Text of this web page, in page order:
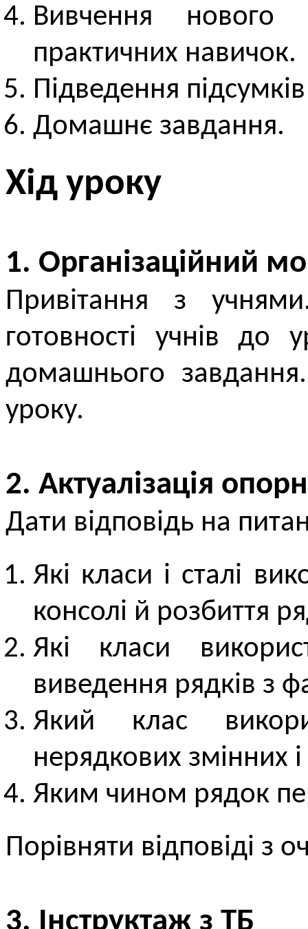
Вивчення нового
практичних навичок.
Підведення
Домашнє завдання.
Хід уроку
1. Організаційний
Привітання з
готовності учнів до
домашнього
уроку.
2. Актуалізація
Дати відповідь на
Які класи і сталі
консолі й розбиття
Які класи
виведення рядків з
Який клас
нерядкових змінних
Яким чином рядок
Порівняти відповіді з
3. Інструктаж з ТБ